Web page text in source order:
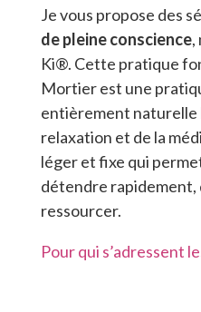
Je vous propose des
de pleine conscience,
Ki®. Cette pratique
Mortier est une
entièrement naturelle
relaxation et de la
léger et fixe qui
détendre rapidement,
ressourcer.
Pour qui s’adressent